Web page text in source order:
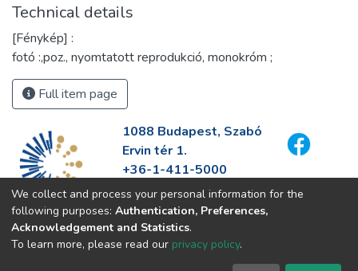
Technical details
[Fénykép] :
fotó :,poz., nyomtatott reprodukció, monokróm ;
Full item page
1088 Budapest, Szabó
Ervin tér 1.
+36-1-411-5000
info@fszek.hu
https://fszek.hu
We collect and process your personal information for the
following purposes: Authentication, Preferences,
Acknowledgement and Statistics.
To learn more, please read our privacy policy.